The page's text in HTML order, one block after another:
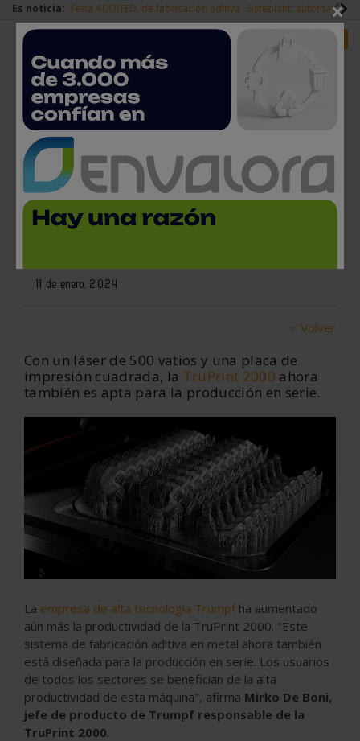
Es noticia: Feria ADDITED, de fabricación aditiva Sisteplant,
Redes Sociales Login empresas
La nueva TruPrint 2000 de
Trumpf aún más productiva y
11 de enero, 2024
< Volver
Con un láser de 500 vatios y una placa de
impresión cuadrada, la TruPrint 2000 ahora
también es apta para la producción en serie.
La empresa de alta tecnología Trumpf ha aumentado
aún más la productividad de la TruPrint 2000. "Este
sistema de fabricación aditiva en metal ahora también
está diseñada para la producción en serie. Los usuarios
de todos los sectores se benefician de la alta
productividad de esta máquina", afirma Mirko De Boni,
jefe de producto de Trumpf responsable de la
TruPrint 2000.
×